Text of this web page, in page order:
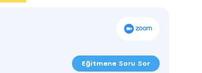
Eğitmene Soru Sor